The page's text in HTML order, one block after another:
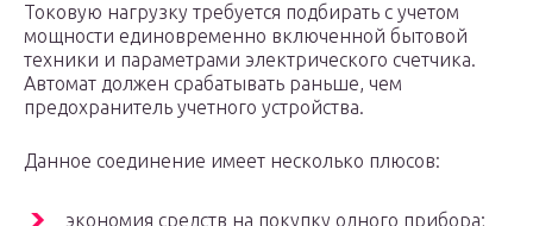
Токовую нагрузку требуется подбирать с учетом
мощности единовременно включенной бытовой
техники и параметрами электрического счетчика.
Автомат должен срабатывать раньше, чем
предохранитель учетного устройства.
Данное соединение имеет несколько плюсов:
экономия средств на покупку одного прибора;